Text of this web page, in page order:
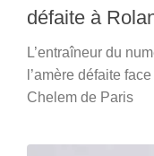
défaite à
L’entraîneur du
l’amère défaite
Chelem de Paris